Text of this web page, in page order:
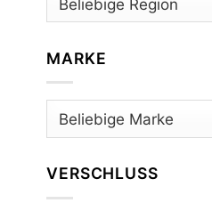
MARKE
VERSCHLUSS